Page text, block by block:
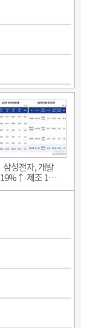
삼성전자, 개발
19%↑ 제조 1…